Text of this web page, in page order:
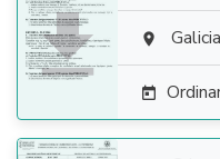
  Galicia
